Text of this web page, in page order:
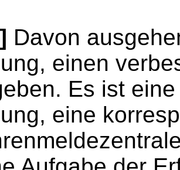
Davon
einen
Es ist
eine